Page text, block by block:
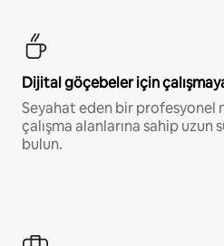
Dijital göçebeler için
Seyahat eden bir profesyonel
çalışma alanlarına sahip
bulun.